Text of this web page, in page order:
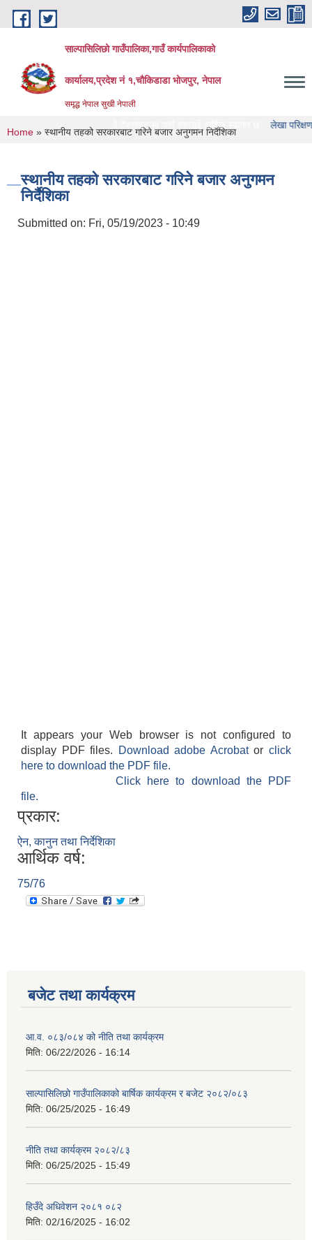
Skip to main content
साल्पासिलिछो गाउँपालिका,गाउँ कार्यपालिकाको
कार्यालय,प्रदेश नं १,चौकिडाडा भोजपुर, नेपाल
समृद्ध नेपाल सुखी नेपाली
गाउँपालिका को वेभसाइट मा यहाँ हरुलाई हार्दिक स्वागत छ लेखा परिक्षण गर्ने
You are here
Home » स्थानीय तहको सरकारबाट गरिने बजार अनुगमन निर्दैशिका
स्थानीय तहको सरकारबाट गरिने बजार अनुगमन
निर्दैशिका
Submitted on: Fri, 05/19/2023 - 10:49
It appears your Web browser is not configured to
display PDF files.
Download adobe Acrobatorclick
here to download the PDF file.
Click here to download the PDF
file.
प्रकार:
ऐन, कानुन तथा निर्देशिका
आर्थिक वर्ष:
75/76
बजेट तथा कार्यक्रम
आ.व. ०८३/०८४ को नीति तथा कार्यक्रम
मिति: 06/22/2026 - 16:14
साल्पासिलिछो गाउँपालिकाको बार्षिक कार्यक्रम र बजेट २०८२/०८३
मिति: 06/25/2025 - 16:49
नीति तथा कार्यक्रम २०८२/८३
मिति: 06/25/2025 - 15:49
हिउँदे अधिवेशन २०८१ ०८२
मिति: 02/16/2025 - 16:02